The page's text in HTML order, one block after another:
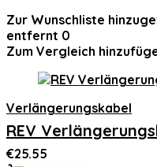
Zur Wunschliste
entfernt 0
Zum Vergleich
Verlängerungskabel
REV
€25.55